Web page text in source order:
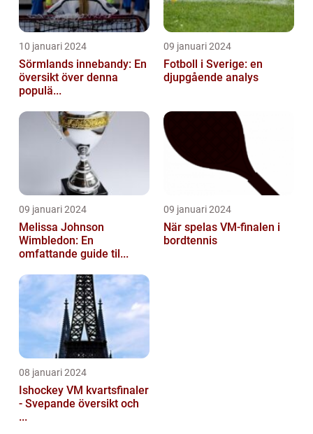
10 januari 2024
Sörmlands innebandy: En
översikt över denna
populä...
09 januari 2024
Fotboll i Sverige: en
djupgående analys
09 januari 2024
Melissa Johnson
Wimbledon: En
omfattande guide til...
09 januari 2024
När spelas VM-finalen i
bordtennis
08 januari 2024
Ishockey VM kvartsfinaler
- Svepande översikt och
...